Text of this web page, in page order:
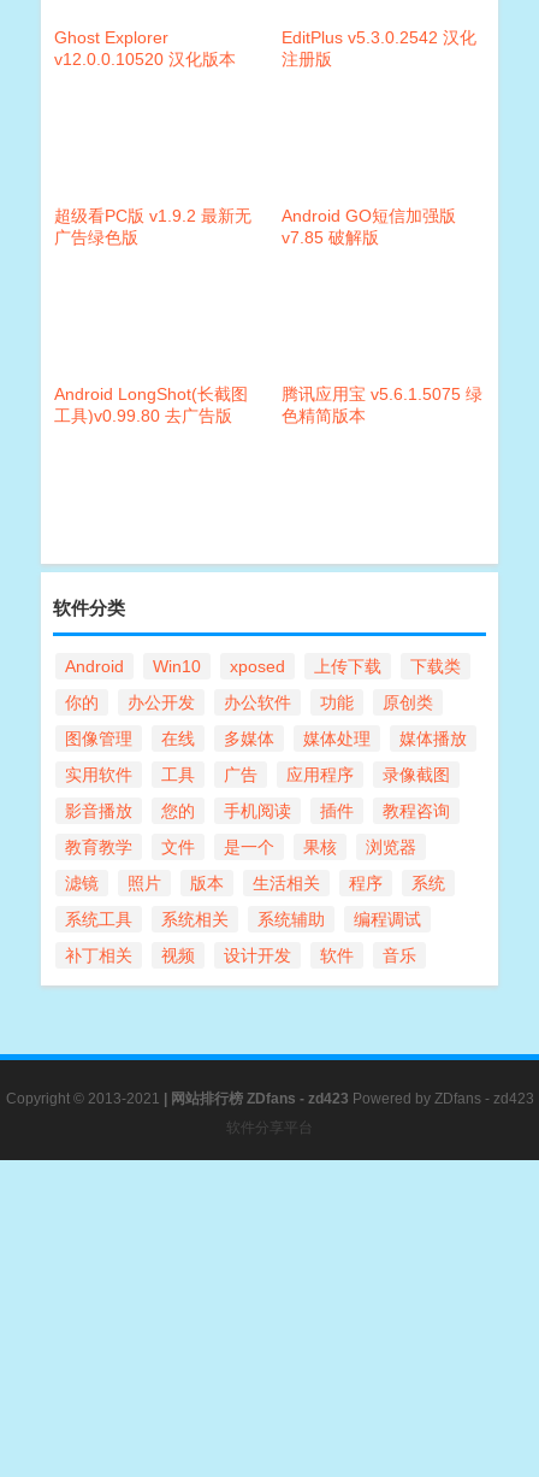
Ghost Explorer
v12.0.0.10520 汉化版本
EditPlus v5.3.0.2542 汉化
注册版
超级看PC版 v1.9.2 最新无
广告绿色版
Android GO短信加强版
v7.85 破解版
Android LongShot(长截图
工具)v0.99.80 去广告版
腾讯应用宝 v5.6.1.5075 绿
色精简版本
软件分类
Android Win10 xposed 上传下载
下载类
你的
办公开发 办公软件 功能
原创类
图像管理
在线 多媒体 媒体处理
媒体播放
实用软件
工具 广告 应用程序
录像截图
影音播放
您的 手机阅读 插件
教程咨询
教育教学
文件 是一个 果核
浏览器
滤镜
照片 版本 生活相关 程序
系统
系统工具
系统相关 系统辅助
编程调试
补丁相关
视频 设计开发 软件 音乐
Copyright © 2013-2021 网站排行榜ZDfans - zd423 Powered by ZDfans - zd423
软件分享平台